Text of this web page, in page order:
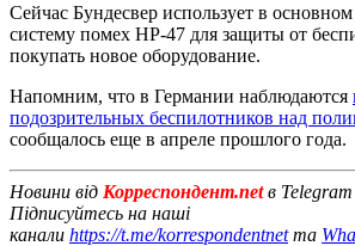
Сейчас Бундесвер использует в
систему помех HP-47 для защиты от
покупать новое оборудование.
Напомним, что в Германии наблюдаются
подозрительных беспилотников над
сообщалось еще в апреле прошлого года.
Новини від Корреспондент.netв
Підписуйтесь на наші
канали https://t.me/korrespondentnetта